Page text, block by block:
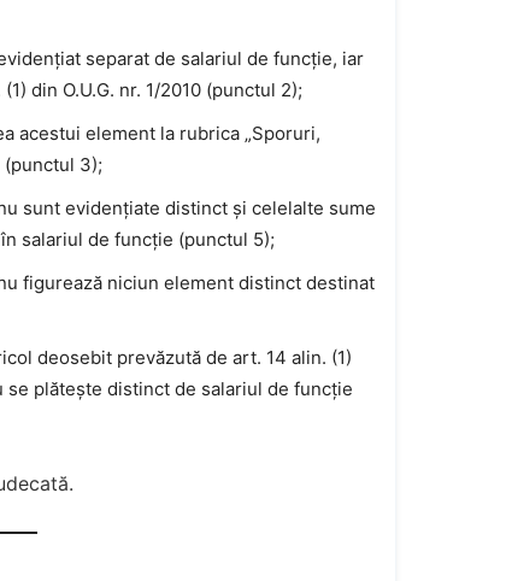
separat de salariul de funcție, iar
din O.U.G. nr. 1/2010 (punctul 2);
acestui element la rubrica „Sporuri,
3);
sunt evidențiate distinct și celelalte sume
salariul de funcție (punctul 5);
figurează niciun element distinct destinat
deosebit prevăzută de art. 14 alin. (1)
se plătește distinct de salariul de funcție